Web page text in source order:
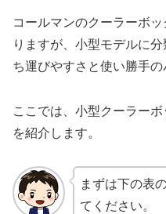
コールマンのクーラーボ
りますが、小型モデルに
ち運びやすさと使い勝手の
ここでは、小型クーラー
を紹介します。
まずは下の表
てください。